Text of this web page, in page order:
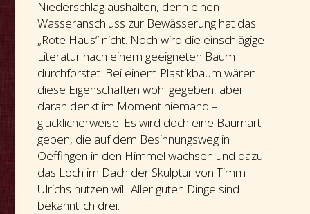
Niederschlag aushalten, denn einen
Wasseranschluss zur Bewässerung hat das
„Rote Haus“ nicht. Noch wird die einschlägige
Literatur nach einem geeigneten Baum
durchforstet. Bei einem Plastikbaum wären
diese Eigenschaften wohl gegeben, aber
daran denkt im Moment niemand –
glücklicherweise. Es wird doch eine Baumart
geben, die auf dem Besinnungsweg in
Oeffingen in den Himmel wachsen und dazu
das Loch im Dach der Skulptur von Timm
Ulrichs nutzen will. Aller guten Dinge sind
bekanntlich drei.